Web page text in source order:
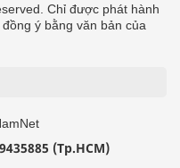
Chỉ được phát hành
ý bằng văn bản của
(Tp.HCM)